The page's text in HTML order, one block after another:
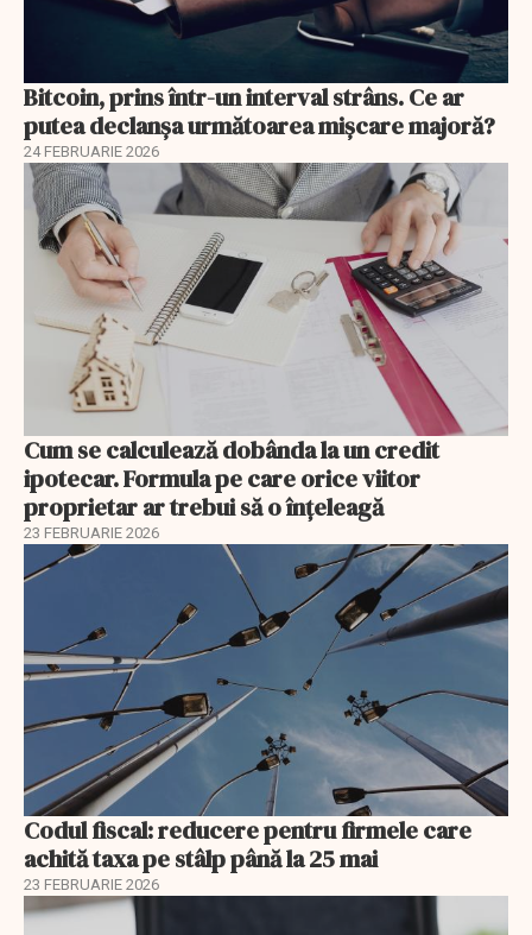
Bitcoin, prins într-un interval strâns. Ce ar
putea declanșa următoarea mișcare majoră?
24 FEBRUARIE 2026
Cum se calculează dobânda la un credit
ipotecar. Formula pe care orice viitor
proprietar ar trebui să o înțeleagă
23 FEBRUARIE 2026
Codul fiscal: reducere pentru firmele care
achită taxa pe stâlp până la 25 mai
23 FEBRUARIE 2026